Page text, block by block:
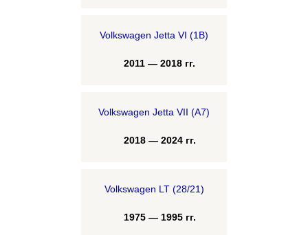
Volkswagen Jetta VI (1B)
2011 — 2018 гг.
Volkswagen Jetta VII (A7)
2018 — 2024 гг.
Volkswagen LT (28/21)
1975 — 1995 гг.